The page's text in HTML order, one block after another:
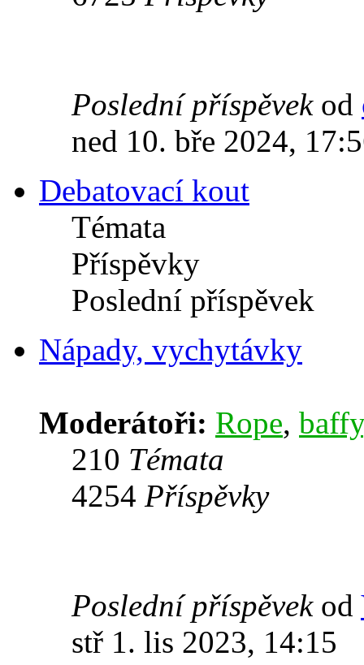
Poslední příspěvekod
ned 10. bře 2024,
Debatovací kout
Témata
Příspěvky
Poslední příspěvek
Nápady, vychytávky
Moderátoři: Rope, baffy
210 Témata
4254 Příspěvky
Poslední příspěvekod
stř 1. lis 2023, 14:15